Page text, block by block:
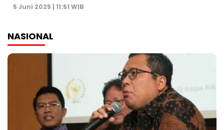
5 Juni 2025 | 11:51 WIB
NASIONAL